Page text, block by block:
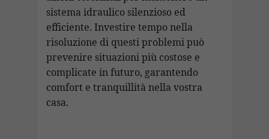
sistema idraulico silenzioso ed
efficiente. Investire tempo nella
risoluzione di questi problemi può
prevenire situazioni più costose e
complicate in futuro, garantendo
comfort e tranquillità nella vostra
casa.